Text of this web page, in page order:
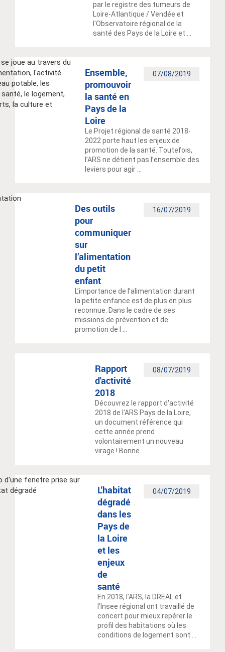
par le registre des tumeurs de
Loire-Atlantique / Vendée et
l'Observatoire régional de la
santé des Pays de la Loire et ...
07/08/2019
Ensemble,
promouvoir
la santé en
Pays de la
Loire
Le Projet régional de santé 2018-
2022 porte haut les enjeux de
promotion de la santé. Toutefois,
l’ARS ne détient pas l’ensemble des
leviers pour agir ...
16/07/2019
Des outils
pour
communiquer
sur
l’alimentation
du petit
enfant
L’importance de l’alimentation durant
la petite enfance est de plus en plus
reconnue. Dans le cadre de ses
missions de prévention et de
promotion de l ...
08/07/2019
Rapport
d'activité
2018
Découvrez le rapport d'activité
2018 de l'ARS Pays de la Loire,
un document référence qui
cette année prend
volontairement un nouveau
virage ! Bonne ...
04/07/2019
L'habitat
dégradé
dans les
Pays de
la Loire
et les
enjeux
de
santé
En 2018, l’ARS, la DREAL et
l’Insee régional ont travaillé de
concert pour mieux repérer le
profil des habitations où les
conditions de logement sont ...